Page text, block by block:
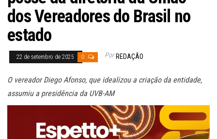
dos Vereadores do Brasil no
estado
22 de setembro de 2025 0 Por REDAÇÃO
O vereador Diego Afonso, que idealizou a criação da entidade,
assumiu a presidência da UVB-AM